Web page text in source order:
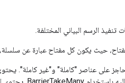
الرسم البياني المختلفة.
حيث يكون كل مفتاح عبارة عن
على عناصر "كاملة" و"غير كاملة".